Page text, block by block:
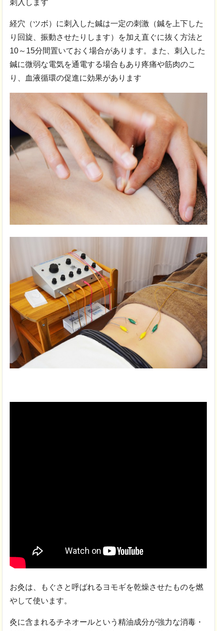
刺入します
経穴（ツボ）に刺入した鍼は一定の刺激（鍼を上下した
り回旋、振動させたりします）を加え直ぐに抜く方法と
10～15分間置いておく場合があります。また、刺入した
鍼に微弱な電気を通電する場合もあり疼痛や筋肉のこ
り、血液循環の促進に効果があります
お灸は、もぐさと呼ばれるヨモギを乾燥させたものを燃
やして使います。
灸に含まれるチネオールという精油成分が強力な消毒・